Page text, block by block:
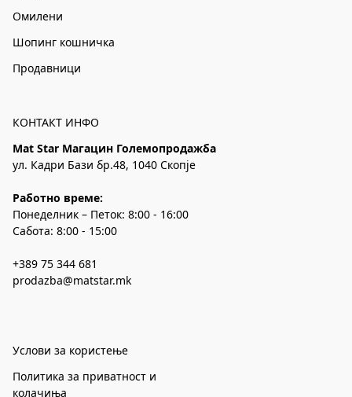
Омилени
Шопинг кошничка
Продавници
КОНТАКТ ИНФО
Mat Star Магацин Големопродажба
ул. Кадри Бази бр.48, 1040 Скопје
Работно време:
Понеделник – Петок: 8:00 - 16:00
Сабота: 8:00 - 15:00
+389 75 344 681
prodazba@matstar.mk
Услови за користење
Политика за приватност и
колачиња